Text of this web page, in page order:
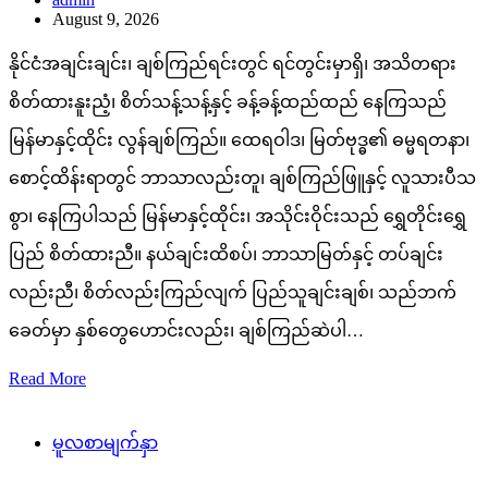
August 9, 2026
နိုင်ငံအချင်းချင်း၊ ချစ်ကြည်ရင်းတွင် ရင်တွင်းမှာရှိ၊ အသိတရား
စိတ်ထားနူးညံ့၊ စိတ်သန့်သန့်နှင့် ခန့်ခန့်ထည်ထည် နေကြသည်
မြန်မာနှင့်ထိုင်း လွန်ချစ်ကြည်။ ထေရဝါဒ၊ မြတ်ဗုဒ္ဓ၏ ဓမ္မရတနာ၊
စောင့်ထိန်းရာတွင် ဘာသာလည်းတူ၊ ချစ်ကြည်ဖြူနှင့် လူသားပီသ
စွာ၊ နေကြပါသည် မြန်မာနှင့်ထိုင်း၊ အသိုင်းဝိုင်းသည် ရွှေတိုင်းရွှေ
ပြည် စိတ်ထားညီ။ နယ်ချင်းထိစပ်၊ ဘာသာမြတ်နှင့် တပ်ချင်း
လည်းညီ၊ စိတ်လည်းကြည်လျက် ပြည်သူချင်းချစ်၊ သည်ဘက်
ခေတ်မှာ နှစ်တွေဟောင်းလည်း၊ ချစ်ကြည်ဆဲပါ…
Read More
မူလစာမျက်နှာ